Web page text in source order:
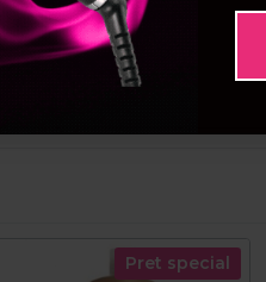
Pret special